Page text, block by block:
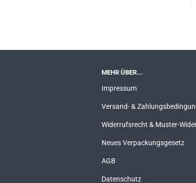
MEHR ÜBER...
Impressum
Versand- &
Widerrufsrecht & Muster-
Neues Verpackungsgesetz
AGB
Datenschutz